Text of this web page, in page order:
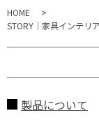
HOME
STORY｜家具インテリ
製品について